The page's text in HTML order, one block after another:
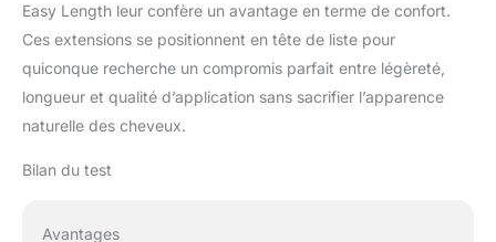
Easy Length leur confère un avantage en terme de confort.
Ces extensions se positionnent en tête de liste pour
quiconque recherche un compromis parfait entre légèreté,
longueur et qualité d’application sans sacrifier l’apparence
naturelle des cheveux.
Bilan du test
Avantages